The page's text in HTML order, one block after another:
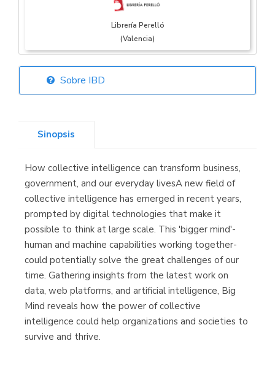
Librería Perelló
(Valencia)
Librería Elías
Librería Kolima
(Madrid)
Librería Proteo
(Málaga)
Sobre IBD
Sinopsis
How collective intelligence can transform business,
government, and our everyday livesA new field of
collective intelligence has emerged in recent years,
prompted by digital technologies that make it
possible to think at large scale. This 'bigger mind'-
human and machine capabilities working together-
could potentially solve the great challenges of our
time. Gathering insights from the latest work on
data, web platforms, and artificial intelligence, Big
Mind reveals how the power of collective
intelligence could help organizations and societies to
survive and thrive.